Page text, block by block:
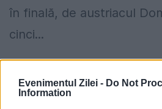
Evenimentul Zilei - Do Not
Information
în finală, de austriacul
cinci...